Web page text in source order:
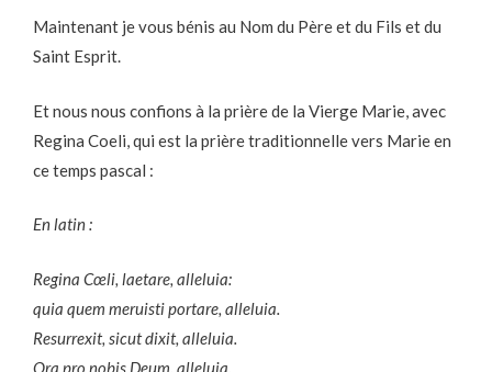
Maintenant je vous bénis au Nom du Père et du Fils et du
Saint Esprit.
Et nous nous confions à la prière de la Vierge Marie, avec
Regina Coeli, qui est la prière traditionnelle vers Marie en
ce temps pascal :
En latin :
Regina Cœli, laetare, alleluia:
quia quem meruisti portare, alleluia.
Resurrexit, sicut dixit, alleluia.
Ora pro nobis Deum, alleluia.